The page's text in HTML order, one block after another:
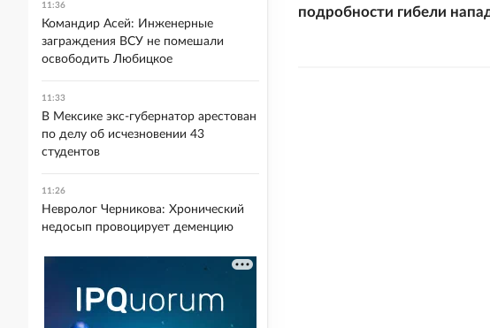
подробности гибели
11:36
Командир Асей: Инженерные
заграждения ВСУ не помешали
освободить Любицкое
11:33
В Мексике экс-губернатор арестован
по делу об исчезновении 43
студентов
11:26
Невролог Черникова: Хронический
недосып провоцирует деменцию